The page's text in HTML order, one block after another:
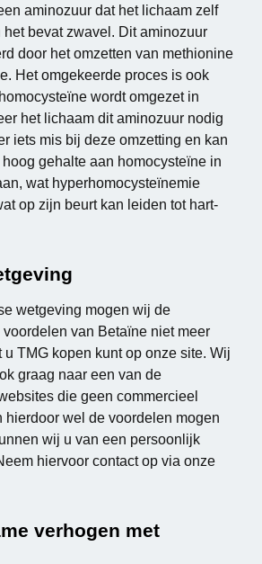
aminozuur dat het lichaam zelf
het bevat zwavel. Dit aminozuur
door het omzetten van methionine
Het omgekeerde proces is ook
wordt omgezet in
het lichaam dit aminozuur nodig
iets mis bij deze omzetting en kan
gehalte aan homocysteïne in
wat hyperhomocysteïnemie
op zijn beurt kan leiden tot hart-
wetgeving mogen wij de
van Betaïne niet meer
u TMG kopen kunt op onze site. Wij
graag naar een van de
die geen commercieel
hierdoor wel de voordelen mogen
wij u van een persoonlijk
hiervoor contact op via onze
verhogen met